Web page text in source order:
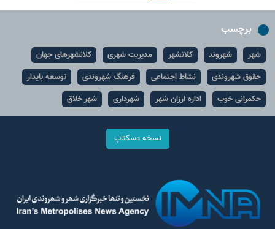
برچسب
شهر شهروند کلانشهر مدیریت شهری
کلانشهرهای جهان
حقوق شهروندی
نشاط اجتماعی فرهنگ شهروندی
توسعه پایدار
حکمرانی خوب
اداره ارزان شهر شهرداری شهر خلاق
نسخه دسکتاپ